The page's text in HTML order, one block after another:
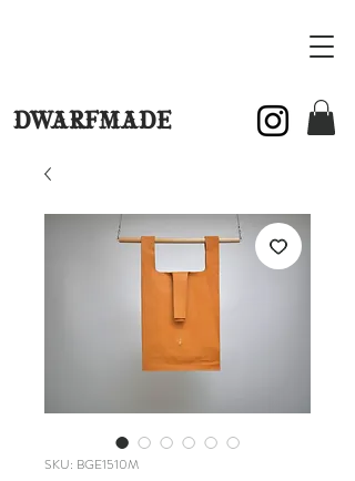
DWARFMADE
SKU: BGE1510M